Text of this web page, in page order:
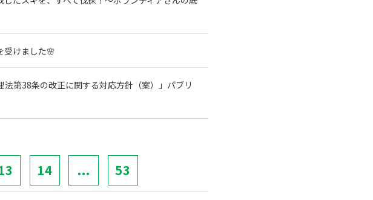
受けました🌸
法第38条の改正に関する対応方針（案）」パブリ
14 ... 53